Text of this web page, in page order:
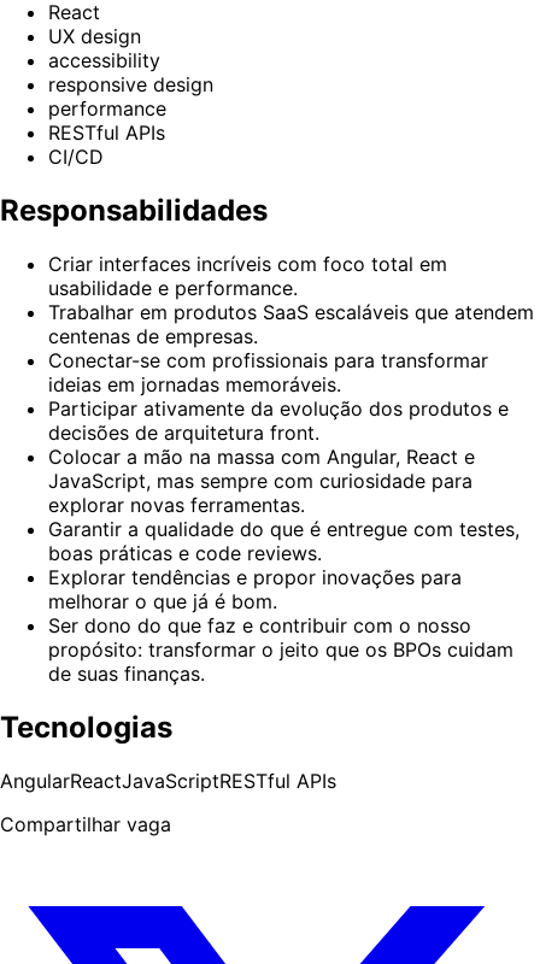
React
UX design
accessibility
responsive design
performance
RESTful APIs
CI/CD
Responsabilidades
Criar interfaces incríveis com foco total em
usabilidade e performance.
Trabalhar em produtos SaaS escaláveis que atendem
centenas de empresas.
Conectar-se com profissionais para transformar
ideias em jornadas memoráveis.
Participar ativamente da evolução dos produtos e
decisões de arquitetura front.
Colocar a mão na massa com Angular, React e
JavaScript, mas sempre com curiosidade para
explorar novas ferramentas.
Garantir a qualidade do que é entregue com testes,
boas práticas e code reviews.
Explorar tendências e propor inovações para
melhorar o que já é bom.
Ser dono do que faz e contribuir com o nosso
propósito: transformar o jeito que os BPOs cuidam
de suas finanças.
Tecnologias
AngularReactJavaScriptRESTful APIs
Compartilhar vaga